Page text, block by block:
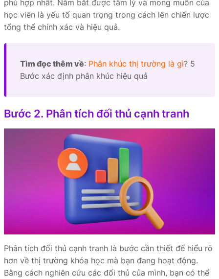
phù hợp nhất. Nắm bắt được tâm lý và mong muốn của
học viên là yếu tố quan trọng trong cách lên chiến lược
tổng thể chính xác và hiệu quả.
Tìm đọc thêm về: Phân khúc thị trường là gì? 5
Bước xác định phân khúc hiệu quả
Bước 2. Phân tích đối thủ cạnh tranh
Phân tích đối thủ cạnh tranh là bước cần thiết để hiểu rõ
hơn về thị trường khóa học mà bạn đang hoạt động.
Bằng cách nghiên cứu các đối thủ của mình, bạn có thể